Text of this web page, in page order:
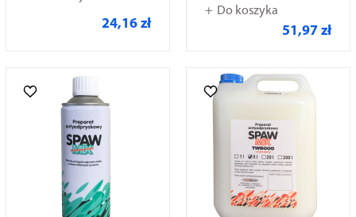
24,16 zł
Do koszyka
51,97 zł